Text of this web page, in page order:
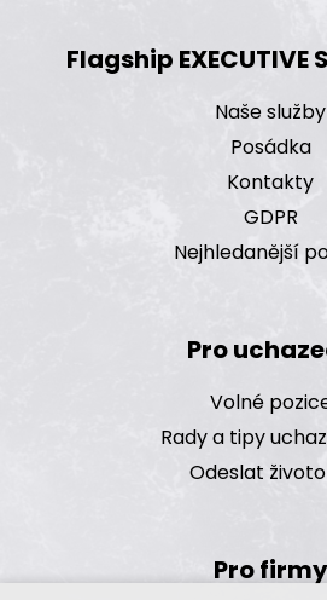
Flagship EXECUTIVE
Naše služby
Posádka
Kontakty
GDPR
Nejhledanější
Pro
Volné
Rady a tipy
Odeslat
Pro firmy